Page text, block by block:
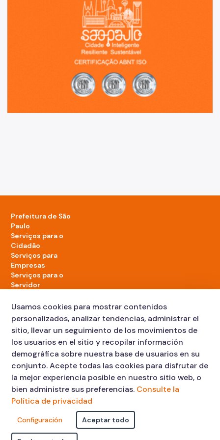
Prefeitura de São
Paulo
Serviços para o
Cidadão
Serviços para
Empresas
Serviços para o
Servidor
cidade
LinkedIn da Prefeitura de São Paulo
TikTok da Prefeitura de São Paulo
YouTube da Prefeitura de São Paulo
X da Prefeitura de São Paulo
Instagram da Prefeitura de São Paulo
Facebook da Prefeitura de São Paulo
Diário Oficial
Atendimento:
Usamos cookies para mostrar contenidos
personalizados, analizar tendencias, administrar el
sitio, llevar un seguimiento de los movimientos de
los usuarios en el sitio y recopilar información
demográfica sobre nuestra base de usuarios en su
conjunto. Acepte todas las cookies para disfrutar de
la mejor experiencia posible en nuestro sitio web, o
bien administre sus preferencias. Consulte la
Política de privacidad
Configuración Aceptar todo